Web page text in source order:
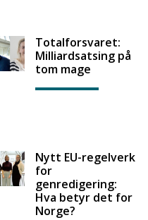
Totalforsvaret:
Milliardsatsing på
tom mage
Nytt EU-regelverk
for
genredigering:
Hva betyr det for
Norge?